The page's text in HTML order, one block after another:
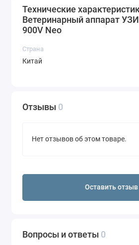
Технические
Ветеринарный аппарат УЗИ
900V Neo
Страна
Китай
Отзывы 0
Нет отзывов об этом товаре.
Оставить отзыв
Вопросы и ответы 0